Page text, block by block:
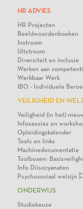
HR ADVIES
HR Projecten
Beeldwoordenboeken
Instroom
Uitstroom
Diversiteit en inclusie
Werken aan
Werkbaar Werk
IBO - Individuele
VEILIGHEID EN
Veiligheid (in het)
Infosessies en
Opleidingskalender
Tools en links
Machinedocumentatie
Toolboxen:
Info Diisocyanaten
Psychosociaal welzijn
ONDERWIJS
Studiekeuze